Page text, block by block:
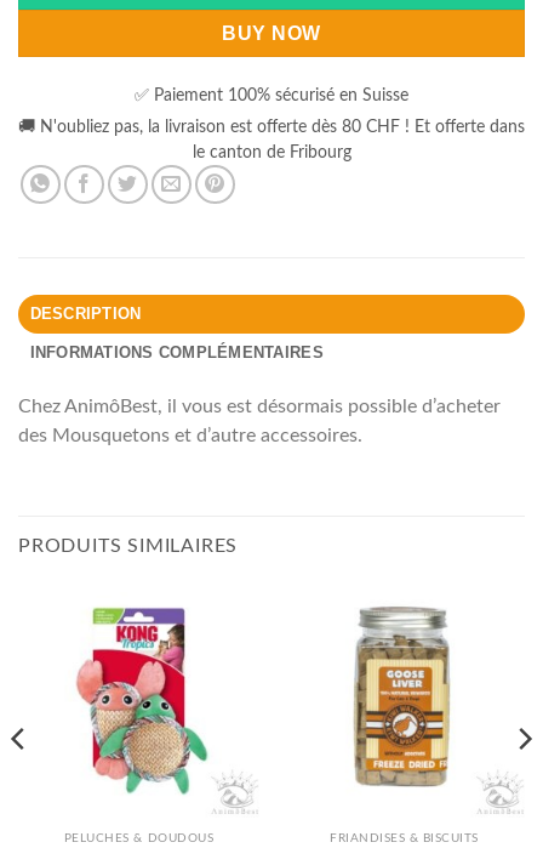
BUY NOW
✅ Paiement 100% sécurisé en Suisse
🚚 N'oubliez pas, la livraison est offerte dès 80 CHF ! Et offerte dans
le canton de Fribourg
DESCRIPTION
INFORMATIONS COMPLÉMENTAIRES
Chez AnimôBest, il vous est désormais possible d’acheter
des Mousquetons et d’autre accessoires.
PRODUITS SIMILAIRES
PELUCHES & DOUDOUS FRIANDISES & BISCUITS